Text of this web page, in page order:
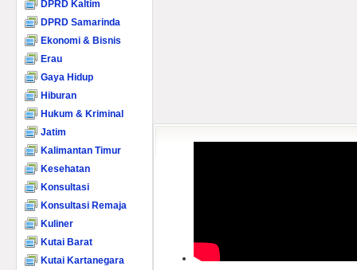
DPRD Kaltim
DPRD Samarinda
Ekonomi & Bisnis
Erau
Gaya Hidup
Hiburan
Hukum & Kriminal
Jatim
Kalimantan Timur
Kesehatan
Konsultasi
Konsultasi Remaja
Kuliner
Kutai Barat
Kutai Kartanegara